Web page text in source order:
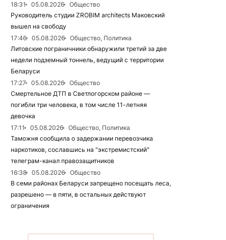
18:31
05.08.2026
Общество
Руководитель студии ZROBIM architects Маковский
вышел на свободу
17:46
05.08.2026
Общество, Политика
Литовские пограничники обнаружили третий за две
недели подземный тоннель, ведущий с территории
Беларуси
17:27
05.08.2026
Общество
Смертельное ДТП в Светлогорском районе —
погибли три человека, в том числе 11-летняя
девочка
17:11
05.08.2026
Общество, Политика
Таможня сообщила о задержании перевозчика
наркотиков, сославшись на "экстремистский"
телеграм-канал правозащитников
16:38
05.08.2026
Общество
В семи районах Беларуси запрещено посещать леса,
разрешено — в пяти, в остальных действуют
ограничения